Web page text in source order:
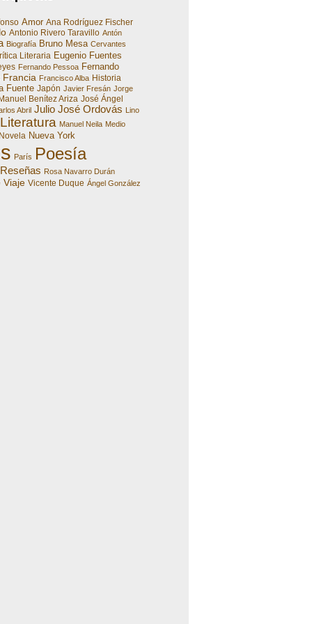
Amor Ana Rodríguez Fischer
Antonio Rivero Taravillo Antón
Biografía Bruno Mesa Cervantes
Literaria Eugenio Fuentes
Fernando Pessoa Fernando
Francia Francisco Alba Historia
Fuente Japón Javier Fresán Jorge
Benítez Ariza José Ángel
Abril Julio José Ordovás Lino
Literatura Manuel Neila Medio
Novela Nueva York
París Poesía
Reseñas Rosa Navarro Durán
Viaje Vicente Duque Ángel González